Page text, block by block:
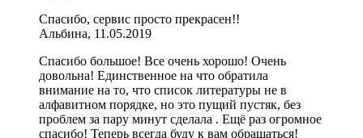
Спасибо, сервис просто прекрасен!!
Альбина, 11.05.2019
Спасибо большое! Все очень хорошо! Очень
довольна! Единственное на что обратила
внимание на то, что список литературы не в
алфавитном порядке, но это пущий пустяк, без
проблем за пару минут сделала . Ещё раз огромное
спасибо! Теперь всегда буду к вам обращаться!